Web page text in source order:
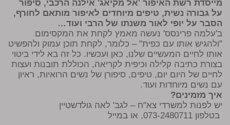
מייסדת רשת האיפור 'אל מקיאג' אילנה הרכבי, סיפור
על גבורה נשית, טיפים מיוחדים לאיפור מותאם לחורף,
הסבר על יופי לאור משנתו של הרבי ועוד…
ב'עלמה פרינסס' נעשה מאמץ לקחת את המקסימום
"ולהגיש אותו עם כפית" – כלומר, לקחת תוכן עמוק ולהפשיט
אותו לחיים המעשיים שלנו, כאן ועכשיו. כל זה בא לידי ביטוי
בצורת כתיבה קלילה וכיפית לקריאה, הכוללת תובנות ועצות
לחיים של היום יום, טיפים, סיפורן של נשים הרואיות, ראיון
עם נשים מיוחדות ועוד.
איך מזמינים?
יש לפנות למשרדי צא"ח – לגב' לאה גולדשטיין
בטלפון 073-2480711, או במייל